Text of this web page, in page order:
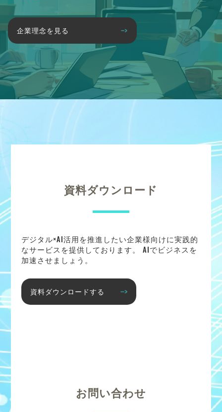
企業理念を見る
資料ダウンロード
デジタル×AI活用を推進したい企業様向けに実践的
なサービスを提供しております。 AIでビジネスを
加速させましょう。
資料ダウンロードする
お問い合わせ